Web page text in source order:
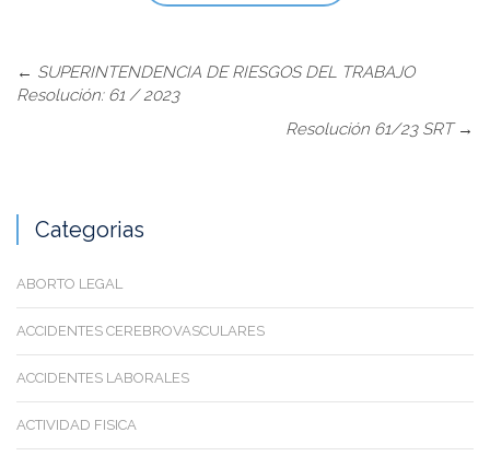
← SUPERINTENDENCIA DE RIESGOS DEL TRABAJO
Resolución: 61 / 2023
Resolución 61/23 SRT →
Categorias
ABORTO LEGAL
ACCIDENTES CEREBROVASCULARES
ACCIDENTES LABORALES
ACTIVIDAD FISICA